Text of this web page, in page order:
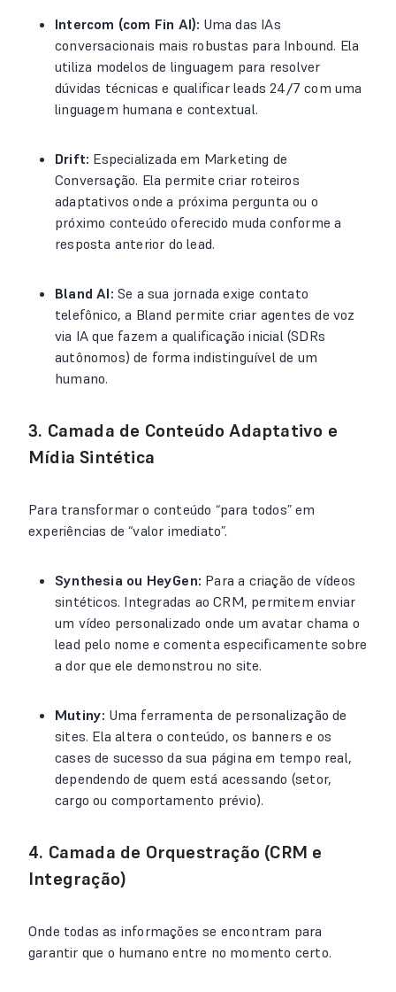
Intercom (com Fin AI): Uma das IAs
conversacionais mais robustas para Inbound. Ela
utiliza modelos de linguagem para resolver
dúvidas técnicas e qualificar leads 24/7 com uma
linguagem humana e contextual.
Drift: Especializada em Marketing de
Conversação. Ela permite criar roteiros
adaptativos onde a próxima pergunta ou o
próximo conteúdo oferecido muda conforme a
resposta anterior do lead.
Bland AI: Se a sua jornada exige contato
telefônico, a Bland permite criar agentes de voz
via IA que fazem a qualificação inicial (SDRs
autônomos) de forma indistinguível de um
humano.
3. Camada de Conteúdo Adaptativo e
Mídia Sintética
Para transformar o conteúdo “para todos” em
experiências de “valor imediato”.
Synthesia ou HeyGen: Para a criação de vídeos
sintéticos. Integradas ao CRM, permitem enviar
um vídeo personalizado onde um avatar chama o
lead pelo nome e comenta especificamente sobre
a dor que ele demonstrou no site.
Mutiny: Uma ferramenta de personalização de
sites. Ela altera o conteúdo, os banners e os
cases de sucesso da sua página em tempo real,
dependendo de quem está acessando (setor,
cargo ou comportamento prévio).
4. Camada de Orquestração (CRM e
Integração)
Onde todas as informações se encontram para
garantir que o humano entre no momento certo.